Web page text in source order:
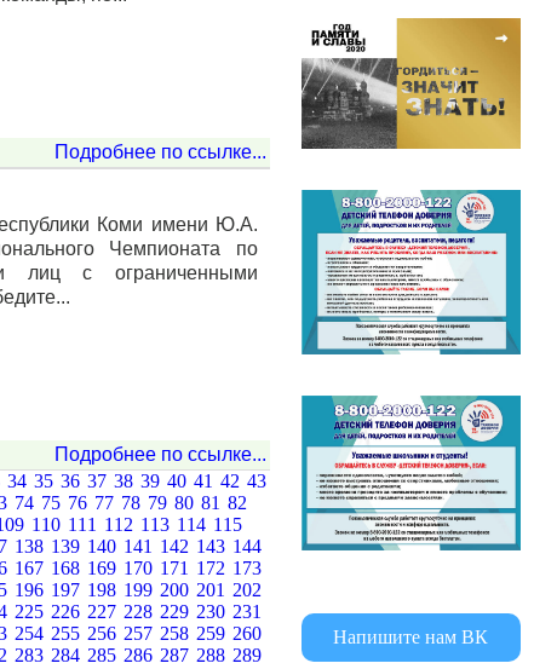
Подробнее по ссылке...
Коми имени Ю.А.
Чемпионата по
лиц с ограниченными
Подробнее по ссылке...
34 35 36 37 38 39 40 41 42 43
74 75 76 77 78 79 80 81 82
110 111 112 113 114 115
138 139 140 141 142 143 144
167 168 169 170 171 172 173
196 197 198 199 200 201 202
225 226 227 228 229 230 231
254 255 256 257 258 259 260
283 284 285 286 287 288 289
Напишите нам ВК